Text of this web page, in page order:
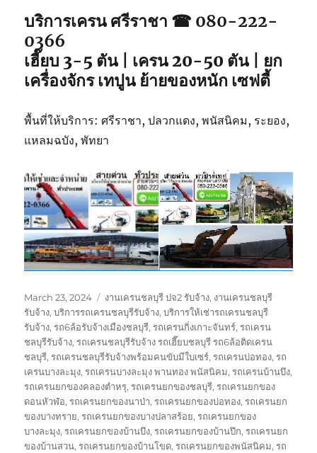
บริการเครน ศรีราชา ☎ 080-222-
0366
เฮี๊ยบ 3-5 ตัน | เครน 20-50 ตัน | ยก
เครื่องจักร เทปูน ย้ายของหนัก เซฟตี้
พื้นที่ให้บริการ: ศรีราชา, ปลวกแดง, พนัสนิคม, ระยอง,
แหลมฉบัง, พัทยา
Posted
on
March 23, 2024 Tags
งานเครนชลบุรี ปจ2 รับจ้าง, งานเครนชลบุรี
รับจ้าง,บริการรถเครนชลบุรีรับจ้าง,บริการให้เช่ารถเครนชลบุรี
รับจ้าง,รถ6ล้อรับจ้างเมืองชลบุรี,รถเครนกิ่งเกาะจันทร์,รถเครน
ชลบุรีรับจ้าง,รถเครนชลบุรีรับจ้าง รถเฮี๊ยบชลบุรี รถ6ล้อติดเครน
ชลบุรี,รถเครนชลบุรีรับจ้างพร้อมคนขับมีใบเซร์,รถเครนบ่อทอง,รถ
เครนบางละมุง,รถเครนบางละมุง พานทอง พนัสนิคม,รถเครนบ้านบึง,
รถเครนยกของคลองตำหรุ,รถเครนยกของชลบุรี,รถเครนยกของ
ดอนหัวฬ่อ,รถเครนยกของนาป่า,รถเครนยกของบ่อทอง,รถเครนยก
ของบางทราย,รถเครนยกของบางปลาสร้อย,รถเครนยกของ
บางละมุง,รถเครนยกของบ้านบึง,รถเครนยกของบ้านปึก,รถเครนยก
ของบ้านสวน,รถเครนยกของบ้านโขด,รถเครนยกของพนัสนิคม,รถ